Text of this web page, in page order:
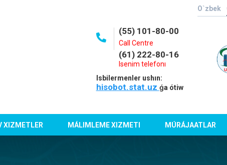
O`zbek
(55) 101-80-00
Call Centre
(61) 222-80-16
Isenim telefonı
Isbilermenler ushın:
hisobot.stat.uz ǵa ótiw
XIZMETLER MÁLIMLEME XIZMETI MÚRÁJAATLAR